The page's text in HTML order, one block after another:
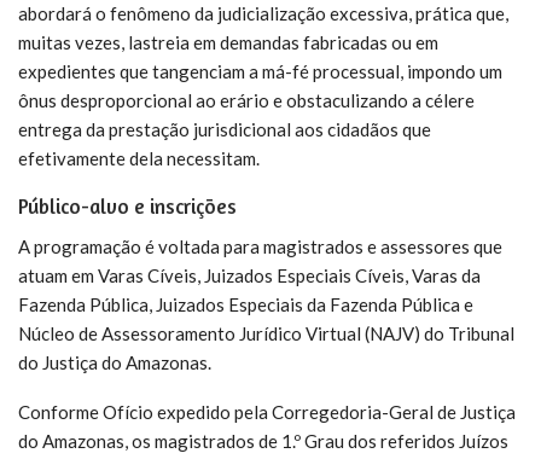
abordará o fenômeno da judicialização excessiva, prática que,
muitas vezes, lastreia em demandas fabricadas ou em
expedientes que tangenciam a má-fé processual, impondo um
ônus desproporcional ao erário e obstaculizando a célere
entrega da prestação jurisdicional aos cidadãos que
efetivamente dela necessitam.
Público-alvo e inscrições
A programação é voltada para magistrados e assessores que
atuam em Varas Cíveis, Juizados Especiais Cíveis, Varas da
Fazenda Pública, Juizados Especiais da Fazenda Pública e
Núcleo de Assessoramento Jurídico Virtual (NAJV) do Tribunal
do Justiça do Amazonas.
Conforme Ofício expedido pela Corregedoria-Geral de Justiça
do Amazonas, os magistrados de 1.º Grau dos referidos Juízos